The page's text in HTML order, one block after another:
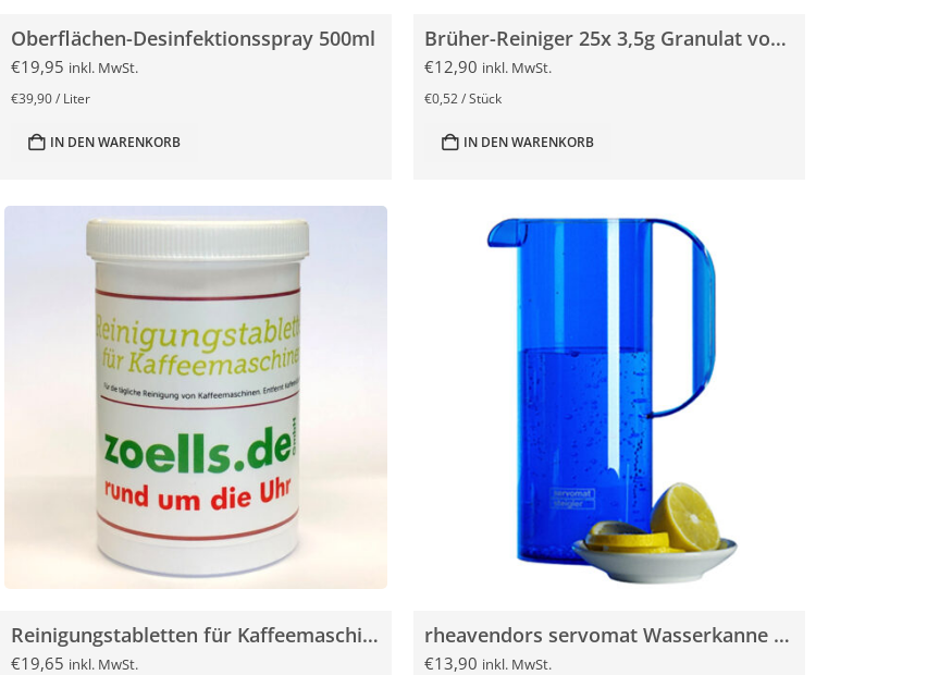
Oberflächen-Desinfektionsspray 500ml
€19,95 inkl. MwSt.
€39,90/ Liter
IN DEN WARENKORB
Brüher-Reiniger 25x 3,5g Granulat von Rheavendors Servomat
€12,90 inkl. MwSt.
€0,52/Stück
IN DEN WARENKORB
Reinigungstabletten für Kaffeemaschinen 120x 1,2g
€19,65 inkl. MwSt.
rheavendors servomat Wasserkanne 1,4 Liter
€13,90 inkl. MwSt.